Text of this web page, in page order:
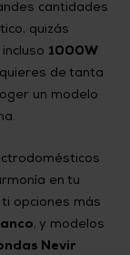
cantidades
quizás
incluso 1000W
de tanta
un modelo
en tu
opciones más
, y modelos
Nevir